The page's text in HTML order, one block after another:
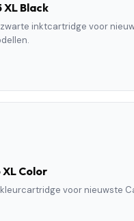
XL Black
inktcartridge voor
XL Color
voor nieuwste